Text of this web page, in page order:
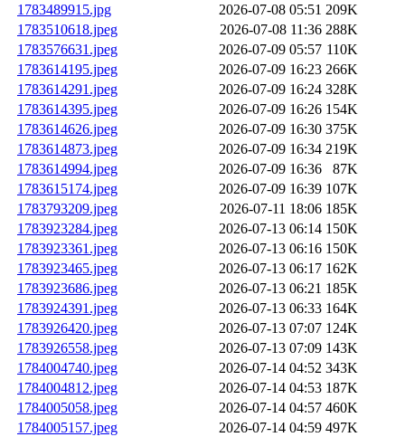
1783489915.jpg
2026-07-08 05:51 209K
1783510618.jpeg
2026-07-08 11:36 288K
1783576631.jpeg
2026-07-09 05:57 110K
1783614195.jpeg
2026-07-09 16:23 266K
1783614291.jpeg
2026-07-09 16:24 328K
1783614395.jpeg
2026-07-09 16:26 154K
1783614626.jpeg
2026-07-09 16:30 375K
1783614873.jpeg
2026-07-09 16:34 219K
1783614994.jpeg
2026-07-09 16:36
87K
1783615174.jpeg
2026-07-09 16:39 107K
1783793209.jpeg
2026-07-11 18:06 185K
1783923284.jpeg
2026-07-13 06:14 150K
1783923361.jpeg
2026-07-13 06:16 150K
1783923465.jpeg
2026-07-13 06:17 162K
1783923686.jpeg
2026-07-13 06:21 185K
1783924391.jpeg
2026-07-13 06:33 164K
1783926420.jpeg
2026-07-13 07:07 124K
1783926558.jpeg
2026-07-13 07:09 143K
1784004740.jpeg
2026-07-14 04:52 343K
1784004812.jpeg
2026-07-14 04:53 187K
1784005058.jpeg
2026-07-14 04:57 460K
1784005157.jpeg
2026-07-14 04:59 497K